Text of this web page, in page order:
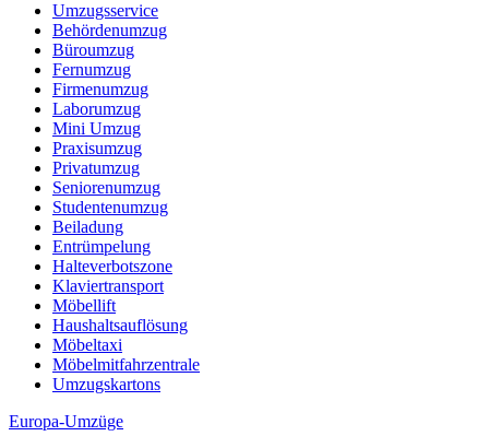
Umzugsservice
Behördenumzug
Büroumzug
Fernumzug
Firmenumzug
Laborumzug
Mini Umzug
Praxisumzug
Privatumzug
Seniorenumzug
Studentenumzug
Beiladung
Entrümpelung
Halteverbotszone
Klaviertransport
Möbellift
Haushaltsauflösung
Möbeltaxi
Möbelmitfahrzentrale
Umzugskartons
Europa-Umzüge